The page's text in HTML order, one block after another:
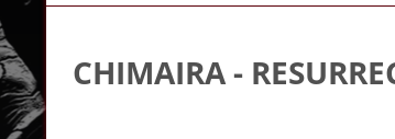
CHIMAIRA-